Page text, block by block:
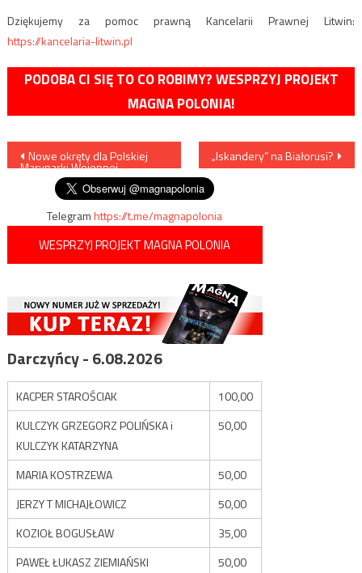
Dziękujemy za pomoc prawną Kancelarii Prawnej Litwin:
https://kancelaria-litwin.pl
PODOBA CI SIĘ TO CO ROBIMY? WESPRZYJ PROJEKT
MAGNA POLONIA!
Nawigacja
wpisu
Nowe okręty dla Polskiej
Marynarki Wojennej
„Iskandery” na Białorusi?
Telegramhttps://t.me/magnapolonia
WESPRZYJ PROJEKT MAGNA POLONIA
Darczyńcy - 6.08.2026
KACPER STAROŚCIAK
100,00
KULCZYK GRZEGORZ POLIŃSKA i
KULCZYK KATARZYNA
50,00
MARIA KOSTRZEWA
50,00
JERZY T MICHAJŁOWICZ
50,00
KOZIOŁ BOGUSŁAW
35,00
PAWEŁ ŁUKASZ ZIEMIAŃSKI
50,00